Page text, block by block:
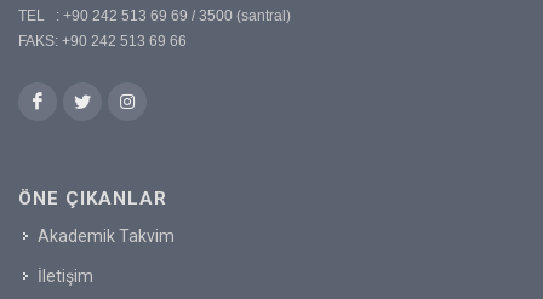
TEL : +90 242 513 69 69 / 3500 (santral)
FAKS: +90 242 513 69 66
ÖNE ÇIKANLAR
Akademik Takvim
İletişim